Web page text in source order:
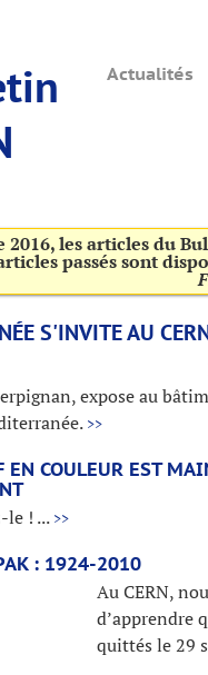
Actualités
les articles du
passés sont
S'INVITE AU
expose au
>>
EN COULEUR EST
le ! ... >>
: 1924-2010
Au CERN,
d’apprendre
quittés le 29